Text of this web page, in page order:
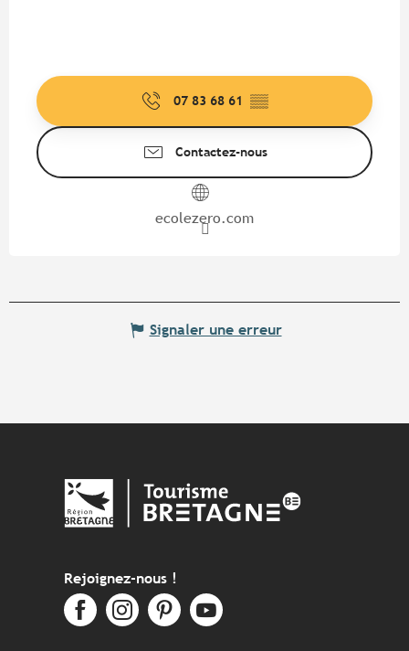
07 83 68 61 ▒▒
Contactez-nous
ecolezero.com
Signaler une erreur
Rejoignez-nous !